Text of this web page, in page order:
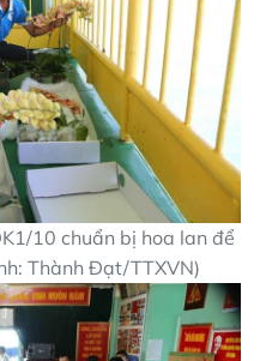
10 chuẩn bị hoa lan để
Thành Đạt/TTXVN)